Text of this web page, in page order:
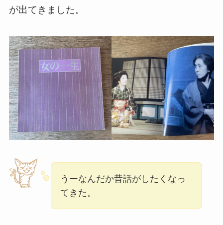
が出てきました。
うーなんだか昔話がしたくなっ
てきた。